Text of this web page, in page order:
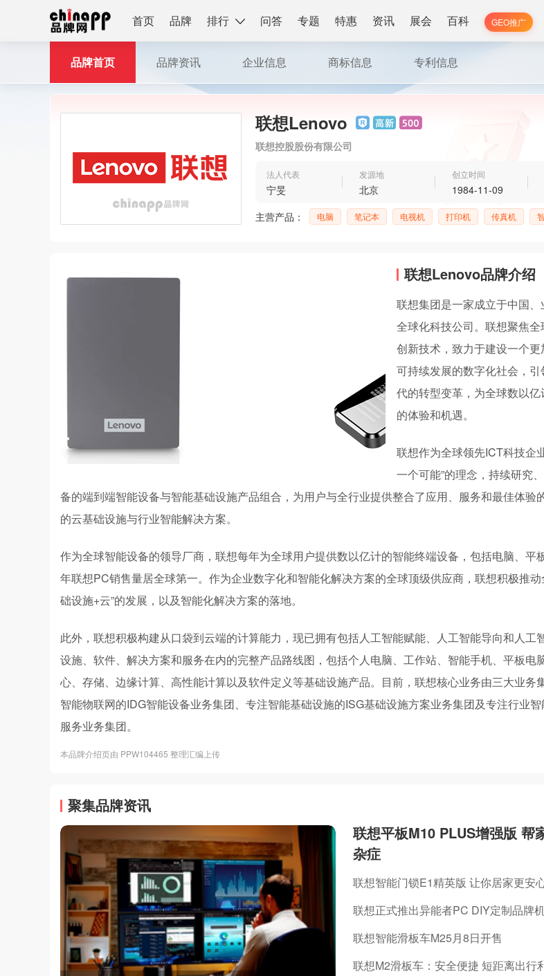
首页 品牌 排行 问答 专题 特惠 资讯 展会 百科 GEO推广
联想Lenovo
联想控股股份有限公司
法人代表
宁旻
发源地
北京
创立时间
1984-11-09
主营产品： 电脑 笔记本 电视机 打印机 传真机
品牌首页 品牌资讯 企业信息 商标信息 专利信息
联想Lenovo品牌介绍
联想集团是一家成立于中国
全球化科技公司。联想聚焦
创新技术，致力于建设一个
可持续发展的数字化社会，
代的转型变革，为全球数以
的体验和机遇。
联想作为全球领先ICT科技企
一个可能”的理念，持续研究
备的端到端智能设备与智能基础设施产品组合，为用户与全行业提供整合了应用、服务和最佳体验
的云基础设施与行业智能解决方案。
作为全球智能设备的领导厂商，联想每年为全球用户提供数以亿计的智能终端设备，包括电脑、平
年联想PC销售量居全球第一。作为企业数字化和智能化解决方案的全球顶级供应商，联想积极推动
础设施+云”的发展，以及智能化解决方案的落地。
此外，联想积极构建从口袋到云端的计算能力，现已拥有包括人工智能赋能、人工智能导向和人工
设施、软件、解决方案和服务在内的完整产品路线图，包括个人电脑、工作站、智能手机、平板电
心、存储、边缘计算、高性能计算以及软件定义等基础设施产品。目前，联想核心业务由三大业务
智能物联网的IDG智能设备业务集团、专注智能基础设施的ISG基础设施方案业务集团及专注行业
服务业务集团。
本品牌介绍页由 PPW104465 整理汇编上传
聚集品牌资讯
联想平板M10 PLUS增强版 帮
杂症
联想智能门锁E1精英版 让你居家更安
联想正式推出异能者PC DIY定制品牌
联想智能滑板车M25月8日开售
联想M2滑板车：安全便捷 短距离出行